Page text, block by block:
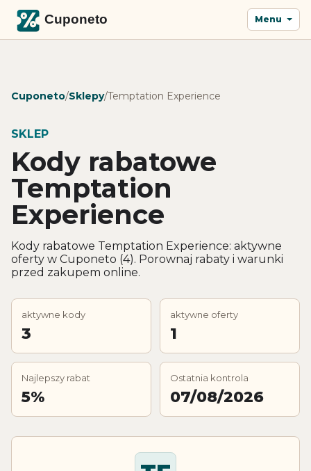
Menu
Cuponeto/Sklepy/Temptation Experience
SKLEP
Kody rabatowe
Temptation
Experience
Kody rabatowe Temptation Experience: aktywne
oferty w Cuponeto (4). Porownaj rabaty i warunki
przed zakupem online.
aktywne kody
3
aktywne oferty
1
Najlepszy rabat
5%
Ostatnia kontrola
07/08/2026